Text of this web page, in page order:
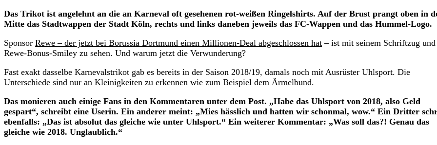
Das Trikot ist angelehnt an die an Karneval oft gesehenen rot-weißen Ringelshirts. Auf der Brust prangt oben in
Mitte das Stadtwappen der Stadt Köln, rechts und links daneben jeweils das FC-Wappen und das Hummel-Logo.
Sponsor Rewe – der jetzt bei Borussia Dortmund einen Millionen-Deal abgeschlossen hat – ist mit seinem Schriftzug und
Rewe-Bonus-Smiley zu sehen. Und warum jetzt die Verwunderung?
Fast exakt dasselbe Karnevalstrikot gab es bereits in der Saison 2018/19, damals noch mit Ausrüster Uhlsport. Die
Unterschiede sind nur an Kleinigkeiten zu erkennen wie zum Beispiel dem Ärmelbund.
Das monieren auch einige Fans in den Kommentaren unter dem Post. „Habe das Uhlsport von 2018, also Geld
gespart“, schreibt eine Userin. Ein anderer meint: „Mies hässlich und hatten wir schonmal, wow.“ Ein Dritter
ebenfalls: „Das ist absolut das gleiche wie unter Uhlsport.“ Ein weiterer Kommentar: „Was soll das?! Genau das
gleiche wie 2018. Unglaublich.“